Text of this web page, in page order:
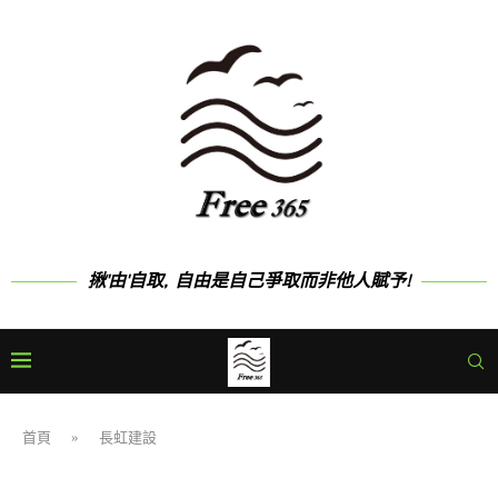
揪'由'自取, 自由是自己爭取而非他人賦予!
首頁 » 長虹建設